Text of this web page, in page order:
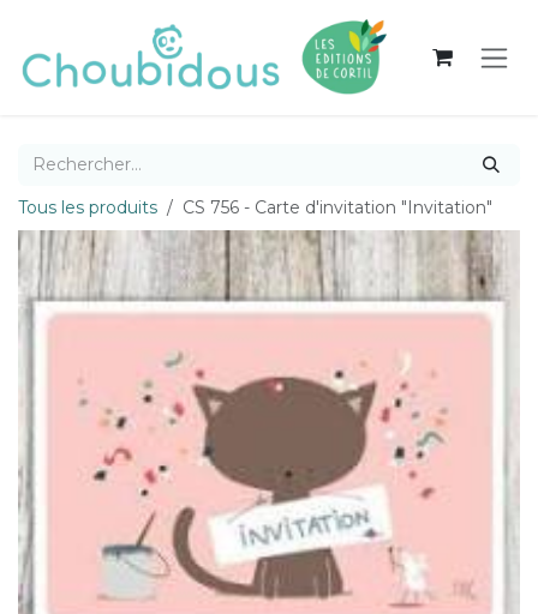
Tous les produits CS 756 - Carte d'invitation "Invitation"